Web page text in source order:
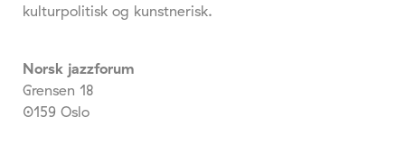
kulturpolitisk og kunstnerisk.
Norsk jazzforum
Grensen 18
0159 Oslo